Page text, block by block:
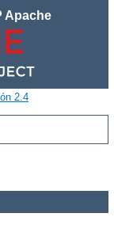
Apache
2.4